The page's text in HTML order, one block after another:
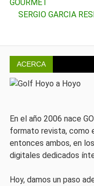
entradas
GOURMET
SERGIO GARCIA
ACERCA
En el año 2006 nace
formato revista, como
entonces ambos, en
digitales dedicados
Hoy, damos un paso